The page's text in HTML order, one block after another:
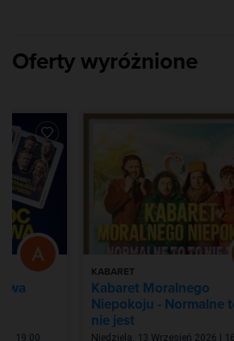
Oferty wyróżnione
| 19:00
KABARET
Kabaret Moralnego
Niepokoju - Normalne
nie jest
Niedziela, 13 Wrzesień 2026 |